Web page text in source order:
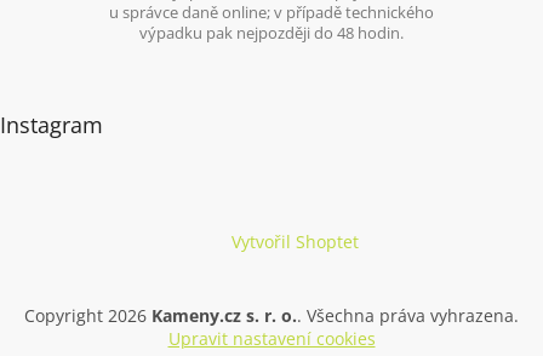
u správce daně online; v případě technického
výpadku pak nejpozději do 48 hodin.
Instagram
Vytvořil Shoptet
Copyright 2026 Kameny.cz s. r. o.. Všechna práva vyhrazena.
Upravit nastavení cookies